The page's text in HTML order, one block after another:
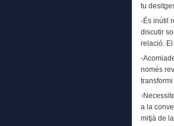
tu
-És inútil
discutir
relació.
-
només
-
a la
mitjà de